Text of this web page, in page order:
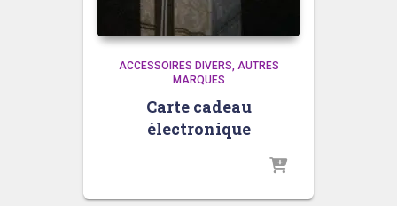
ACCESSOIRES DIVERS AUTRES
MARQUES
Carte cadeau
électronique